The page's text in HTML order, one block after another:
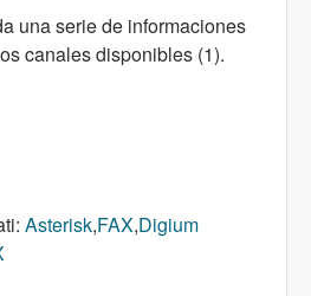
una serie de informaciones
canales disponibles (1).
Asterisk,FAX,Digium